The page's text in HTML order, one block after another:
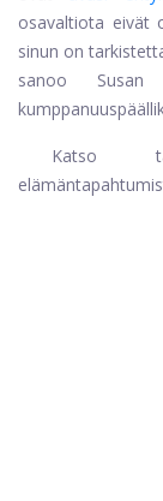
osavaltiota eivät
sinun on
sanoo
Katso